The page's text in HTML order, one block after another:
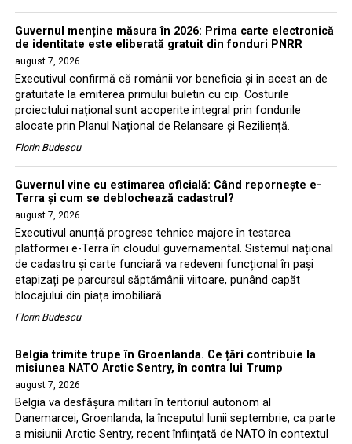
Guvernul menține măsura în 2026: Prima carte electronică
de identitate este eliberată gratuit din fonduri PNRR
august 7, 2026
Executivul confirmă că românii vor beneficia și în acest an de
gratuitate la emiterea primului buletin cu cip. Costurile
proiectului național sunt acoperite integral prin fondurile
alocate prin Planul Național de Relansare și Reziliență.
Florin Budescu
Guvernul vine cu estimarea oficială: Când repornește e-
Terra și cum se deblochează cadastrul?
august 7, 2026
Executivul anunță progrese tehnice majore în testarea
platformei e-Terra în cloudul guvernamental. Sistemul național
de cadastru și carte funciară va redeveni funcțional în pași
etapizați pe parcursul săptămânii viitoare, punând capăt
blocajului din piața imobiliară.
Florin Budescu
Belgia trimite trupe în Groenlanda. Ce țări contribuie la
misiunea NATO Arctic Sentry, în contra lui Trump
august 7, 2026
Belgia va desfășura militari în teritoriul autonom al
Danemarcei, Groenlanda, la începutul lunii septembrie, ca parte
a misiunii Arctic Sentry, recent înființată de NATO în contextul